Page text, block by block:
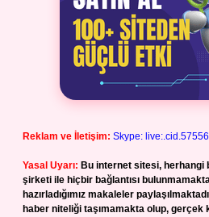
Reklam ve İletişim: Skype:
Yasal Uyarı: Bu internet sitesi, herhangi
şirketi ile hiçbir bağlantısı
hazırladığımız makaleler
haber niteliği taşımamakta olup, gerçek